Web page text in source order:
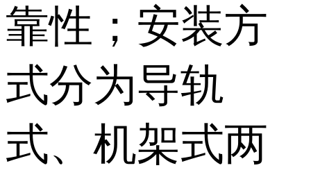
靠性；安装方
式分为导轨
式、机架式两